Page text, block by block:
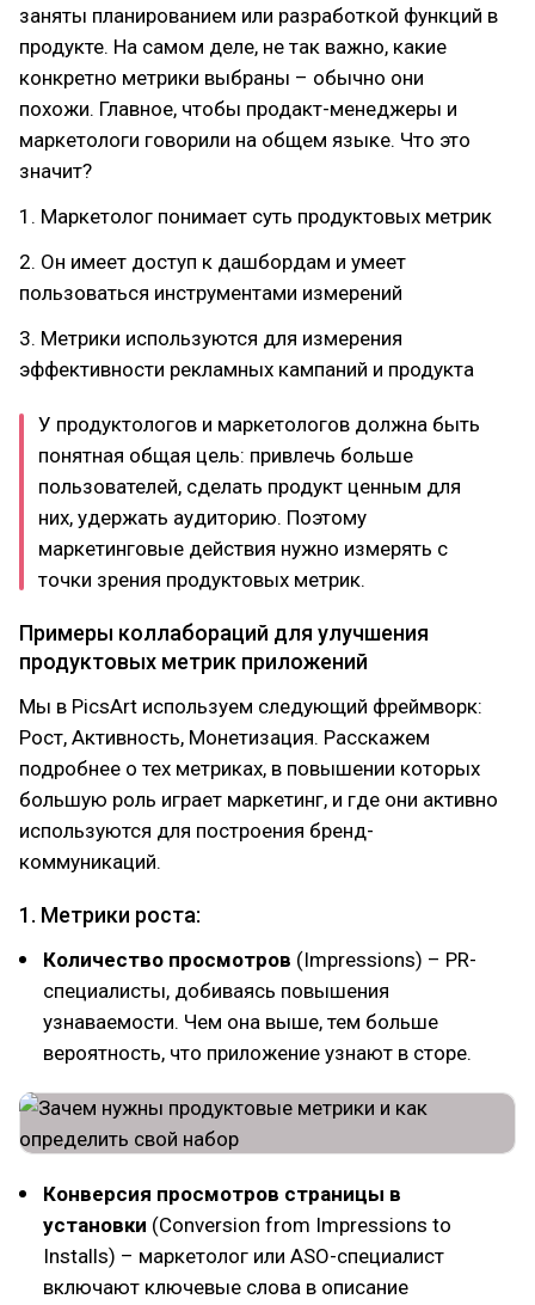
заняты планированием или разработкой функций в
продукте. На самом деле, не так важно, какие
конкретно метрики выбраны – обычно они
похожи. Главное, чтобы продакт-менеджеры и
маркетологи говорили на общем языке. Что это
значит?
1. Маркетолог понимает суть продуктовых метрик
2. Он имеет доступ к дашбордам и умеет
пользоваться инструментами измерений
3. Метрики используются для измерения
эффективности рекламных кампаний и продукта
У продуктологов и маркетологов должна быть
понятная общая цель: привлечь больше
пользователей, сделать продукт ценным для
них, удержать аудиторию. Поэтому
маркетинговые действия нужно измерять с
точки зрения продуктовых метрик.
Примеры коллабораций для улучшения
продуктовых метрик приложений
Мы в PicsArt используем следующий фреймворк:
Рост, Активность, Монетизация. Расскажем
подробнее о тех метриках, в повышении которых
большую роль играет маркетинг, и где они активно
используются для построения бренд-
коммуникаций.
1. Метрики роста:
Количество просмотров (Impressions) – PR-
специалисты, добиваясь повышения
узнаваемости. Чем она выше, тем больше
вероятность, что приложение узнают в сторе.
Конверсия просмотров страницы в
установки (Conversion from Impressions to
Installs) – маркетолог или ASO-специалист
включают ключевые слова в описание